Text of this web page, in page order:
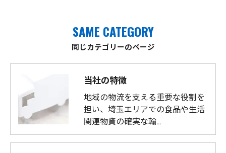
同じカテゴリーのページ
SAME CATEGORY
当社の特徴
地域の物流を支える重要な役割を
担い、埼玉エリアでの食品や生活
関連物資の確実な輸…